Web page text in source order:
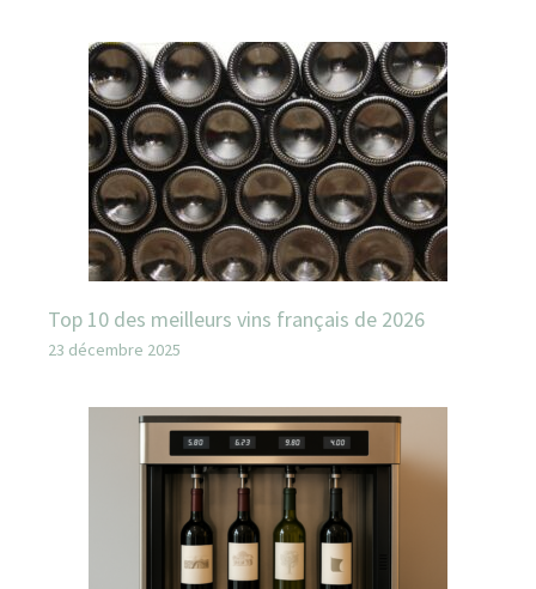
Top 10 des meilleurs vins français de 2026
23 décembre 2025